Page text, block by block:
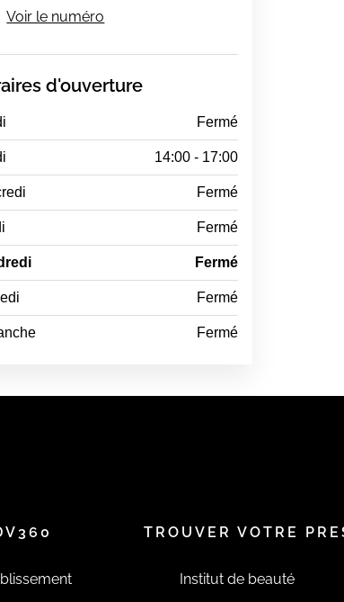
Voir le numéro
d'ouverture
Fermé
14:00 - 17:00
Fermé
Fermé
Fermé
Fermé
Fermé
TROUVER VOTRE
Institut de beauté